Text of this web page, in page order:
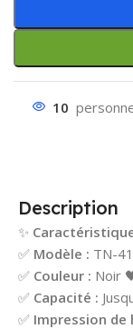
10
Description
✨
✅ Modèle : TN-
✅ Couleur : Noir
✅ Capacité :
✅ Impression